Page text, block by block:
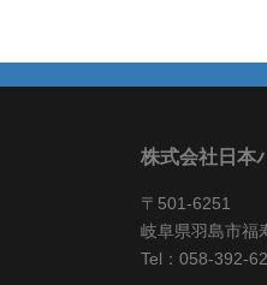
株式会社日本
〒501-6251
岐阜県羽島市福
Tel：058-392-